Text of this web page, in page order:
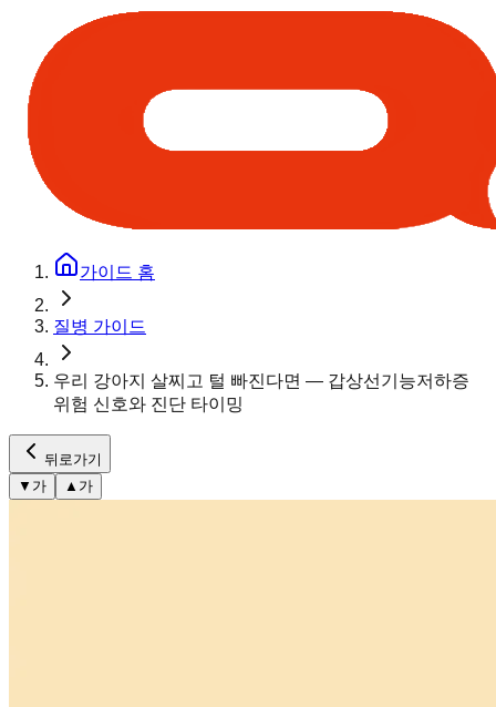
가이드 홈
질병 가이드
우리 강아지 살찌고 털 빠진다면 — 갑상선기능저하증
위험 신호와 진단 타이밍
뒤로가기
▼ 가 ▲ 가